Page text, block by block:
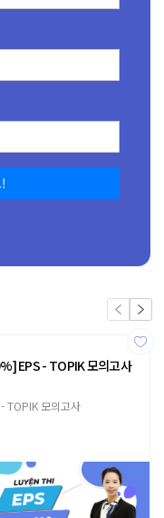
EPS - TOPIK 모의고사
TOPIK 모의고사